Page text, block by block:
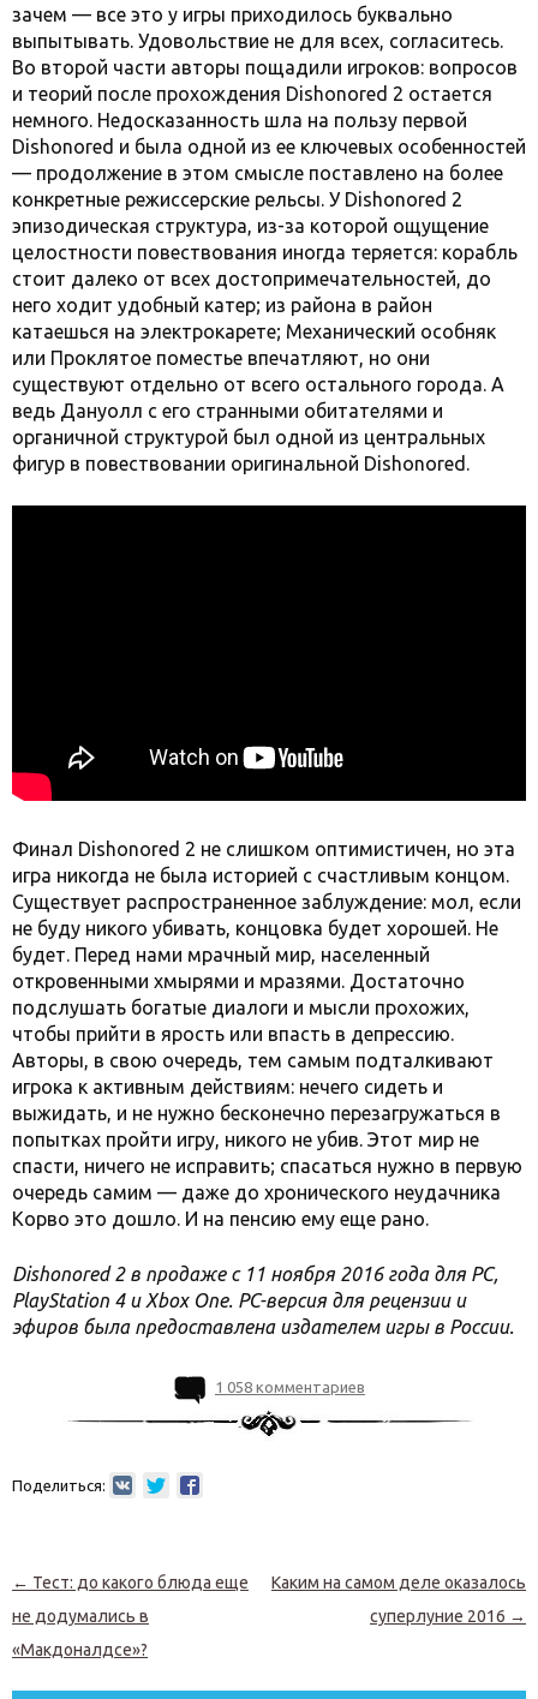
зачем — все это у игры приходилось буквально
выпытывать. Удовольствие не для всех, согласитесь.
Во второй части авторы пощадили игроков: вопросов
и теорий после прохождения Dishonored 2 остается
немного. Недосказанность шла на пользу первой
Dishonored и была одной из ее ключевых особенностей
— продолжение в этом смысле поставлено на более
конкретные режиссерские рельсы. У Dishonored 2
эпизодическая структура, из-за которой ощущение
целостности повествования иногда теряется: корабль
стоит далеко от всех достопримечательностей, до
него ходит удобный катер; из района в район
катаешься на электрокарете; Механический особняк
или Проклятое поместье впечатляют, но они
существуют отдельно от всего остального города. А
ведь Дануолл с его странными обитателями и
органичной структурой был одной из центральных
фигур в повествовании оригинальной Dishonored.
Финал Dishonored 2 не слишком оптимистичен, но эта
игра никогда не была историей с счастливым концом.
Существует распространенное заблуждение: мол, если
не буду никого убивать, концовка будет хорошей. Не
будет. Перед нами мрачный мир, населенный
откровенными хмырями и мразями. Достаточно
подслушать богатые диалоги и мысли прохожих,
чтобы прийти в ярость или впасть в депрессию.
Авторы, в свою очередь, тем самым подталкивают
игрока к активным действиям: нечего сидеть и
выжидать, и не нужно бесконечно перезагружаться в
попытках пройти игру, никого не убив. Этот мир не
спасти, ничего не исправить; спасаться нужно в первую
очередь самим — даже до хронического неудачника
Корво это дошло. И на пенсию ему еще рано.
Dishonored 2 в продаже с 11 ноября 2016 года для PC,
PlayStation 4 и Xbox One. PC-версия для рецензии и
эфиров была предоставлена издателем игры в России.
1 058 комментариев
Поделиться:
Навигация по записям
← Тест: до какого блюда еще
не додумались в
«Макдоналдсе»?
Каким на самом деле оказалось
суперлуние 2016 →